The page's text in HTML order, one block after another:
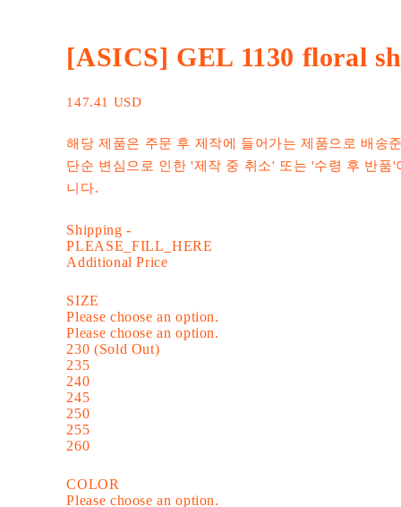
[ASICS] GEL 1130 floral
147.41 USD
해당 제품은 주문 후 제작에 들어가는 제품으로 배송
단순 변심으로 인한 '제작 중 취소' 또는 '수령 후 반품'
니다.
Shipping-
PLEASE_FILL_HERE
Additional Price
SIZE
Please choose an option.
Please choose an option.
230 (Sold Out)
235
240
245
250
255
260
COLOR
Please choose an option.